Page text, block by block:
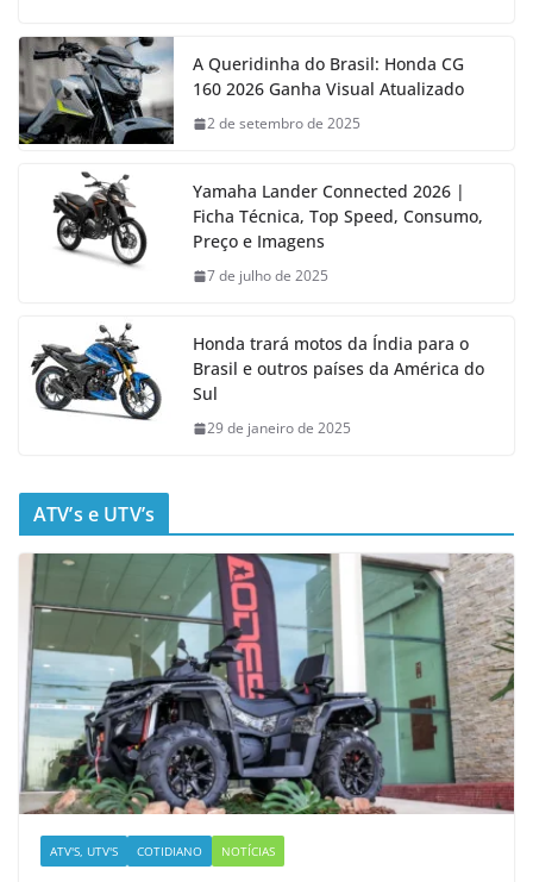
A Queridinha do Brasil: Honda CG
160 2026 Ganha Visual Atualizado
2 de setembro de 2025
Yamaha Lander Connected 2026 |
Ficha Técnica, Top Speed, Consumo,
Preço e Imagens
7 de julho de 2025
Honda trará motos da Índia para o
Brasil e outros países da América do
Sul
29 de janeiro de 2025
ATV’s e UTV’s
ATV'S, UTV'S COTIDIANO NOTÍCIAS